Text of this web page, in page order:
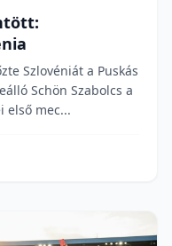
Szlovéniát a Puskás
Schön Szabolcs a
első mec...